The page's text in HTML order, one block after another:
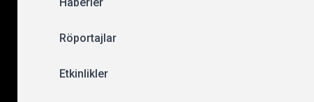
Röportajlar
Etkinlikler